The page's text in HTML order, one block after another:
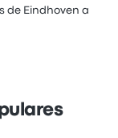
de Eindhoven a